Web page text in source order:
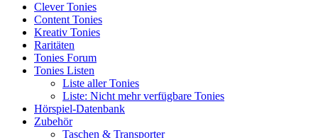
Clever Tonies
Content Tonies
Kreativ Tonies
Raritäten
Tonies Forum
Tonies Listen
Liste aller Tonies
Liste: Nicht mehr verfügbare Tonies
Hörspiel-Datenbank
Zubehör
Taschen & Transporter